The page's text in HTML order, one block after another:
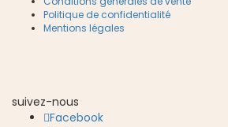
Politique de confidentialité
Mentions légales
suivez-nous
Facebook